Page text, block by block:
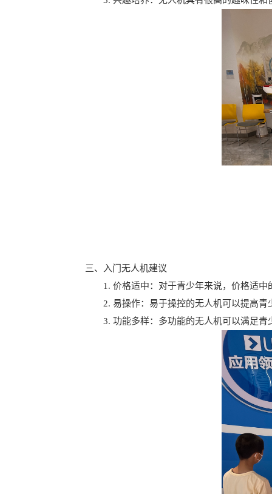
三、入门无人机建议
1. 价格适中：对于青少年来说，价格适中
2. 易操作：易于操控的无人机可以提高青
3. 功能多样：多功能的无人机可以满足青